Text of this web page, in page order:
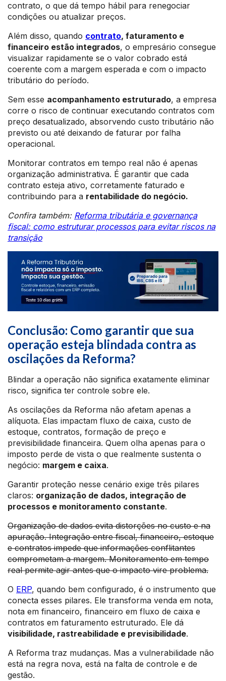
contrato, o que dá tempo hábil para renegociar
condições ou atualizar preços.
Além disso, quando contrato, faturamento e
financeiro estão integrados, o empresário consegue
visualizar rapidamente se o valor cobrado está
coerente com a margem esperada e com o impacto
tributário do período.
Sem esse acompanhamento estruturado, a empresa
corre o risco de continuar executando contratos com
preço desatualizado, absorvendo custo tributário não
previsto ou até deixando de faturar por falha
operacional.
Monitorar contratos em tempo real não é apenas
organização administrativa. É garantir que cada
contrato esteja ativo, corretamente faturado e
contribuindo para a rentabilidade do negócio.
Confira também: Reforma tributária e governança
fiscal: como estruturar processos para evitar riscos na
transição
Conclusão: Como garantir que sua
operação esteja blindada contra as
oscilações da Reforma?
Blindar a operação não significa exatamente eliminar
risco, significa ter controle sobre ele.
As oscilações da Reforma não afetam apenas a
alíquota. Elas impactam fluxo de caixa, custo de
estoque, contratos, formação de preço e
previsibilidade financeira. Quem olha apenas para o
imposto perde de vista o que realmente sustenta o
negócio: margem e caixa.
Garantir proteção nesse cenário exige três pilares
claros: organização de dados, integração de
processos e monitoramento constante.
Organização de dados evita distorções no custo e na
apuração. Integração entre fiscal, financeiro, estoque
e contratos impede que informações conflitantes
comprometam a margem. Monitoramento em tempo
real permite agir antes que o impacto vire problema.
O ERP, quando bem configurado, é o instrumento que
conecta esses pilares. Ele transforma venda em nota,
nota em financeiro, financeiro em fluxo de caixa e
contratos em faturamento estruturado. Ele dá
visibilidade, rastreabilidade e previsibilidade.
A Reforma traz mudanças. Mas a vulnerabilidade não
está na regra nova, está na falta de controle e de
gestão.